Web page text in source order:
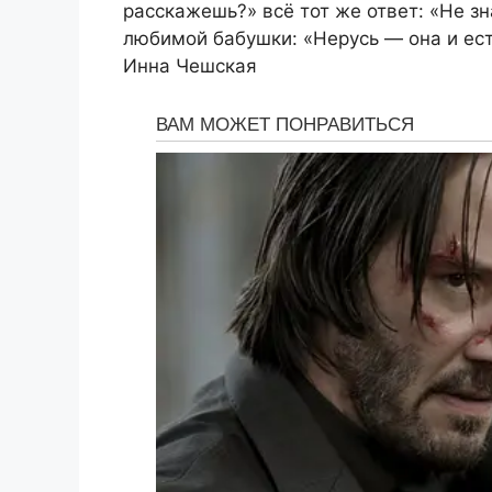
расскажешь?» всё тот же ответ: «Не
любимой бабушки: «Нерусь — она и
Инна Чешская